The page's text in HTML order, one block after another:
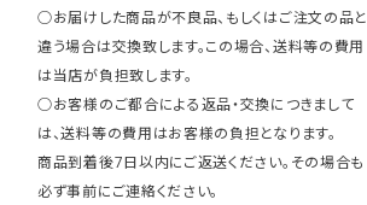
○お届けした商品が不良品、もしくはご注文の品と
違う場合は交換致します。この場合、送料等の費用
は当店が負担致します。
○お客様のご都合による返品・交換につきまして
は、送料等の費用はお客様の負担となります。
商品到着後7日以内にご返送ください。その場合も
必ず事前にご連絡ください。